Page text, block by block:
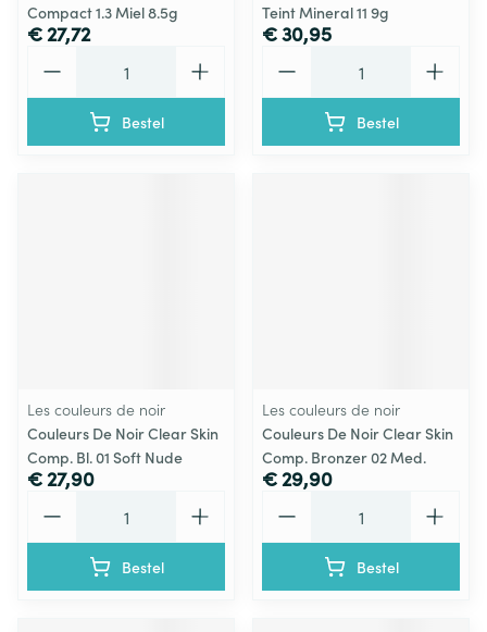
Compact 1.3 Miel 8.5g
€ 27,72
Bestel
Teint Mineral 11 9g
€ 30,95
Bestel
Les couleurs de noir
Couleurs De Noir Clear Skin
Comp. Bl. 01 Soft Nude
€ 27,90
Bestel
Les couleurs de noir
Couleurs De Noir Clear Skin
Comp. Bronzer 02 Med.
€ 29,90
Bestel